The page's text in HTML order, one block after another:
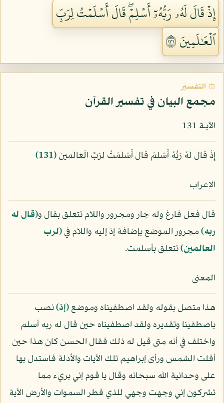
إِذۡ قَالَ لَهُۥ رَبُّهُۥٓ أَسۡلِمۡۖ قَالَ أَسۡلَمۡتُ لِرَبِّ
ٱلۡعَٰلَمِينَ ١٣١
۞ التفسير
مجمع البيان في تفسير القرآن
الآيـة 131
إِذْ قَالَ لَهُ رَبُّهُ أَسْلِمْ قَالَ أَسْلَمْتُ لِرَبِّ الْعَالَمِينَ﴿131﴾
الإعراب
قال فعل فارغ وله جار ومجرور واللام تتعلق بقال و﴿قال له
ربه﴾مجرور الموضع بإضافة إذ إليه واللام في﴿لرب
العالمين﴾تتعلق بأسلمت.
المعنى
هذا متصل بقوله ولقد اصطفيناه وموضع﴿إذ﴾نصب
باصطفينا وتقديره ولقد اصطفيناه حين قال له ربه أسلم
واختلف في أنه متى قيل له ذلك فقال الحسن كان هذا حين
أفلت الشمس ورأى إبراهيم تلك الآيات والأدلة فاستدل بها
على وحدانية الله سبحانه وقال يا قوم إني بريء مما
تشركون إني وجهت وجهي للذي فطر السموات والأرض الآية